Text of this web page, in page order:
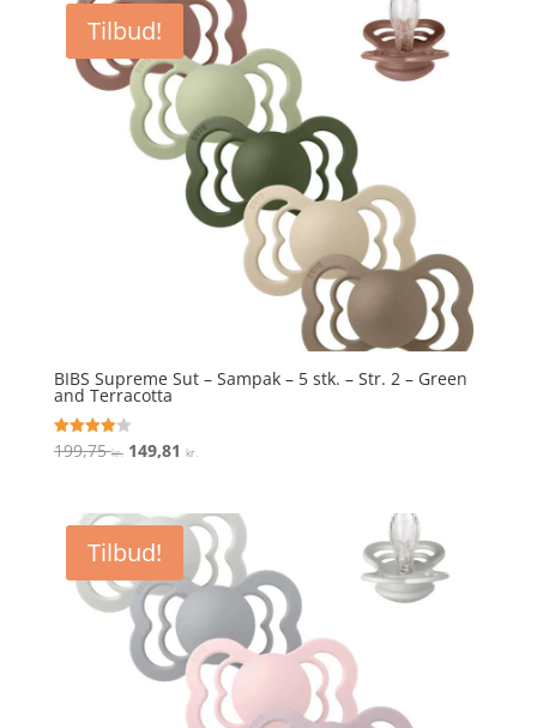
var:
204,75 kr..
er:
153,56 kr..
Tilbud!
BIBS Supreme Sut – Sampak – 5 stk. – Str. 2 – Green
and Terracotta
Vurderet
4
199,75kr. Den
var:
199,75 kr..
149,81 kr.
er:
149,81 kr..
Tilbud!